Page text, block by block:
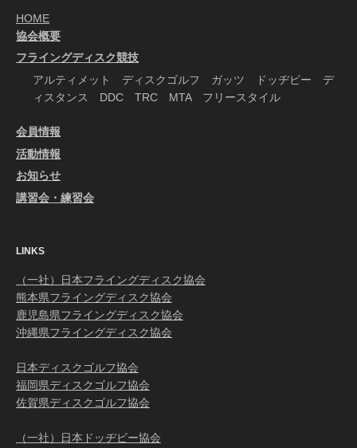
HOME
協会概要
フライングディスク競技
アルティメット ディスクゴルフ ガッツ ドッヂビー デ
ィスタンス DDC TRC MTA フリースタイル
会員情報
活動情報
お知らせ
講習会・練習会
LINKS
（一社）日本フライングディスク協会
熊本県フライングディスク協会
鹿児島県フライングディスク協会
沖縄県フライングディスク協会
日本ディスクゴルフ協会
福岡県ディスクゴルフ協会
佐賀県ディスクゴルフ協会
（一社）日本ドッヂビー協会